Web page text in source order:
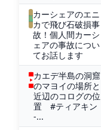
カーシェアのエニ
カで飛び石破損事
故！個人間カーシ
ェアの事故につい
てお話します
カエデ半島の洞窟
のマヨイの場所と
近辺のコログの位
置 #ティアキン
-...